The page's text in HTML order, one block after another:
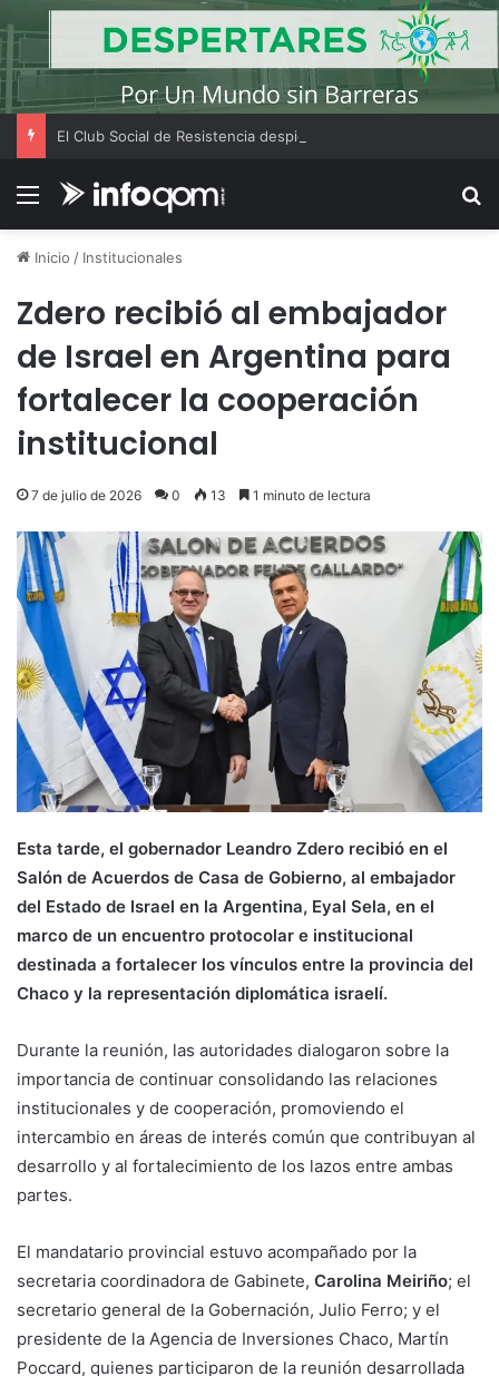
Menú
Inicio / Institucionales
Zdero recibió al embajador
de Israel en Argentina para
fortalecer la cooperación
institucional
7 de julio de 2026 0 13 1 minuto de lectura
Esta tarde, el gobernador Leandro Zdero recibió en el
Salón de Acuerdos de Casa de Gobierno, al embajador
del Estado de Israel en la Argentina, Eyal Sela, en el
marco de un encuentro protocolar e institucional
destinada a fortalecer los vínculos entre la provincia del
Chaco y la representación diplomática israelí.
Durante la reunión, las autoridades dialogaron sobre la
importancia de continuar consolidando las relaciones
institucionales y de cooperación, promoviendo el
intercambio en áreas de interés común que contribuyan al
desarrollo y al fortalecimiento de los lazos entre ambas
partes.
El mandatario provincial estuvo acompañado por la
secretaria coordinadora de Gabinete, Carolina Meiriño; el
secretario general de la Gobernación, Julio Ferro; y el
presidente de la Agencia de Inversiones Chaco, Martín
Poccard, quienes participaron de la reunión desarrollada